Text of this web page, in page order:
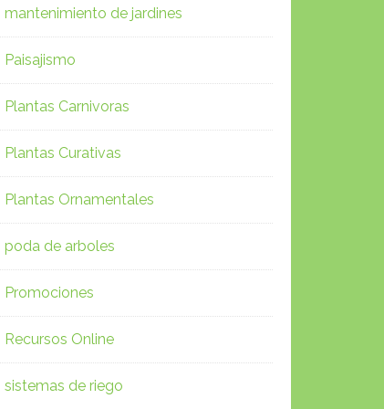
mantenimiento de jardines
Paisajismo
Plantas Carnivoras
Plantas Curativas
Plantas Ornamentales
poda de arboles
Promociones
Recursos Online
sistemas de riego